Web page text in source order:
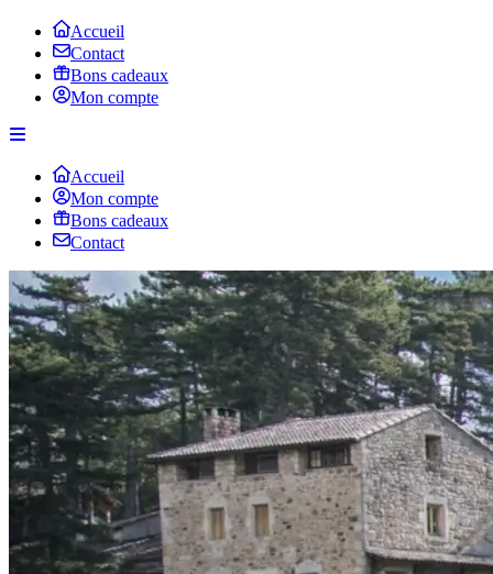
Accueil
Contact
Bons cadeaux
Mon compte
Accueil
Mon compte
Bons cadeaux
Contact